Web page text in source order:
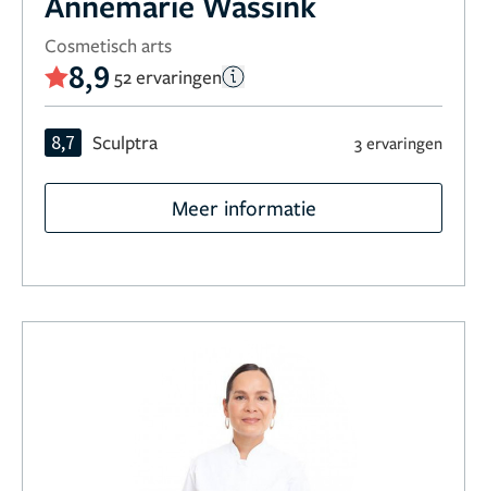
Cosmetisch arts
8,9 52 ervaringen
8,7 Sculptra 3 ervaringen
Meer informatie